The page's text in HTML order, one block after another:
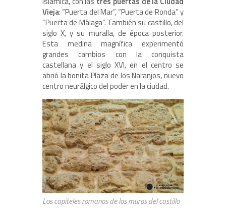
Vieja: “Puerta del Mar”, “Puerta de Ronda” y
“Puerta de Málaga”. También su castillo, del
siglo X, y su muralla, de época posterior.
Esta medina magnífica experimentó
grandes cambios con la conquista
castellana y el siglo XVI, en el centro se
abrió la bonita Plaza de los Naranjos, nuevo
centro neurálgico del poder en la ciudad.
Los capiteles romanos de los muros del castillo